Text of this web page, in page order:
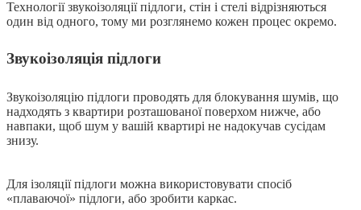
Технології звукоізоляції підлоги, стін і стелі відрізняються
один від одного, тому ми розглянемо кожен процес окремо.
Звукоізоляція підлоги
Звукоізоляцію підлоги проводять для блокування шумів, що
надходять з квартири розташованої поверхом нижче, або
навпаки, щоб шум у вашій квартирі не надокучав сусідам
знизу.
Для ізоляції підлоги можна використовувати спосіб
«плаваючої» підлоги, або зробити каркас.